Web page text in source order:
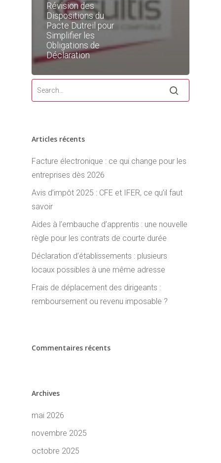
Révision des
Dispositions du
Pacte Dutreil pour
Simplifier les
Obligations de
Déclaration
Articles récents
Facture électronique : ce qui change pour les
entreprises dès 2026
Avis d’impôt 2025 : CFE et IFER, ce qu’il faut
savoir
Aides à l’embauche d’apprentis : une nouvelle
règle pour les contrats de courte durée
Déclaration d’établissements : plusieurs
locaux possibles à une même adresse
Frais de déplacement des dirigeants :
remboursement ou revenu imposable ?
Commentaires récents
Archives
mai 2026
novembre 2025
octobre 2025